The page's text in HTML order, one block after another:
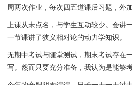
周两次作业，每次四五道课后习题，外
上课从未点名，与学生互动较少。会讲
一节课讲了狭义相对论的动力学知识。
无期中考试与随堂测试，期末考试存在
写。然而只要充分准备，我认为是能够考